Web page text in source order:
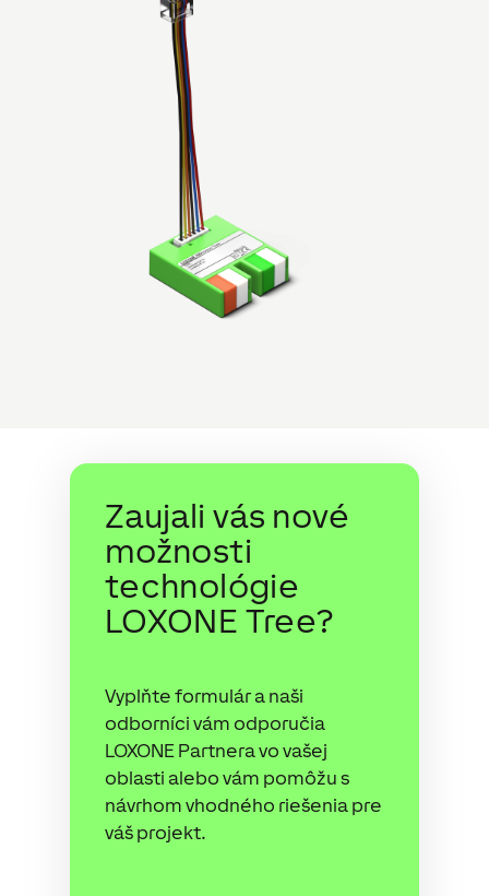
Zaujali vás nové
možnosti
technológie
LOXONE Tree?
Vyplňte formulár a naši
odborníci vám odporučia
LOXONE Partnera vo vašej
oblasti alebo vám pomôžu s
návrhom vhodného riešenia pre
váš projekt.